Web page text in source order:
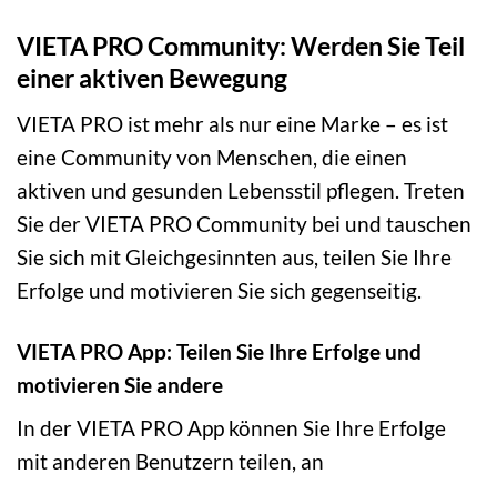
VIETA PRO Community: Werden Sie Teil
einer aktiven Bewegung
VIETA PRO ist mehr als nur eine Marke – es ist
eine Community von Menschen, die einen
aktiven und gesunden Lebensstil pflegen. Treten
Sie der VIETA PRO Community bei und tauschen
Sie sich mit Gleichgesinnten aus, teilen Sie Ihre
Erfolge und motivieren Sie sich gegenseitig.
VIETA PRO App: Teilen Sie Ihre Erfolge und
motivieren Sie andere
In der VIETA PRO App können Sie Ihre Erfolge
mit anderen Benutzern teilen, an